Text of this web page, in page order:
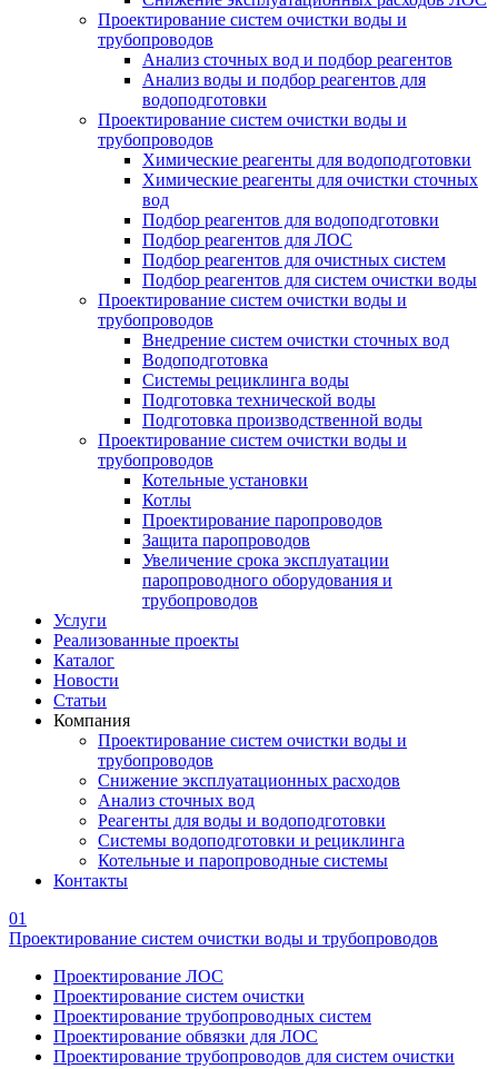
Проектирование систем очистки воды и
трубопроводов
Анализ сточных вод и подбор реагентов
Анализ воды и подбор реагентов для
водоподготовки
Проектирование систем очистки воды и
трубопроводов
Химические реагенты для водоподготовки
Химические реагенты для очистки сточных
вод
Подбор реагентов для водоподготовки
Подбор реагентов для ЛОС
Подбор реагентов для очистных систем
Подбор реагентов для систем очистки воды
Проектирование систем очистки воды и
трубопроводов
Внедрение систем очистки сточных вод
Водоподготовка
Системы рециклинга воды
Подготовка технической воды
Подготовка производственной воды
Проектирование систем очистки воды и
трубопроводов
Котельные установки
Котлы
Проектирование паропроводов
Защита паропроводов
Увеличение срока эксплуатации
паропроводного оборудования и
трубопроводов
Услуги
Реализованные проекты
Каталог
Новости
Статьи
Компания
Проектирование систем очистки воды и
трубопроводов
Снижение эксплуатационных расходов
Анализ сточных вод
Реагенты для воды и водоподготовки
Системы водоподготовки и рециклинга
Котельные и паропроводные системы
Контакты
01
Проектирование систем очистки воды и трубопроводов
Проектирование ЛОС
Проектирование систем очистки
Проектирование трубопроводных систем
Проектирование обвязки для ЛОС
Проектирование трубопроводов для систем очистки